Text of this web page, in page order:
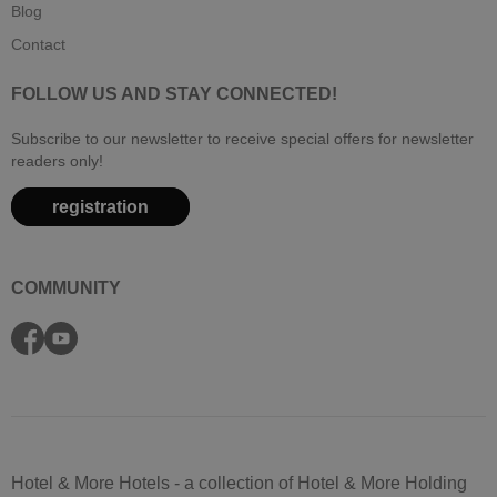
Blog
Contact
FOLLOW US AND STAY CONNECTED!
Subscribe to our newsletter to receive special offers for newsletter
readers only!
registration
COMMUNITY
Hotel & More Hotels - a collection of Hotel & More Holding